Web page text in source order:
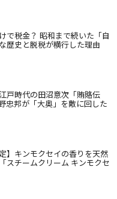
で税金？ 昭和まで続いた「自
歴史と脱税が横行した理由
戸時代の田沼意次「賄賂伝
忠邦が「大奥」を敵に回した
】キンモクセイの香りを天然
スチームクリーム キンモクセ